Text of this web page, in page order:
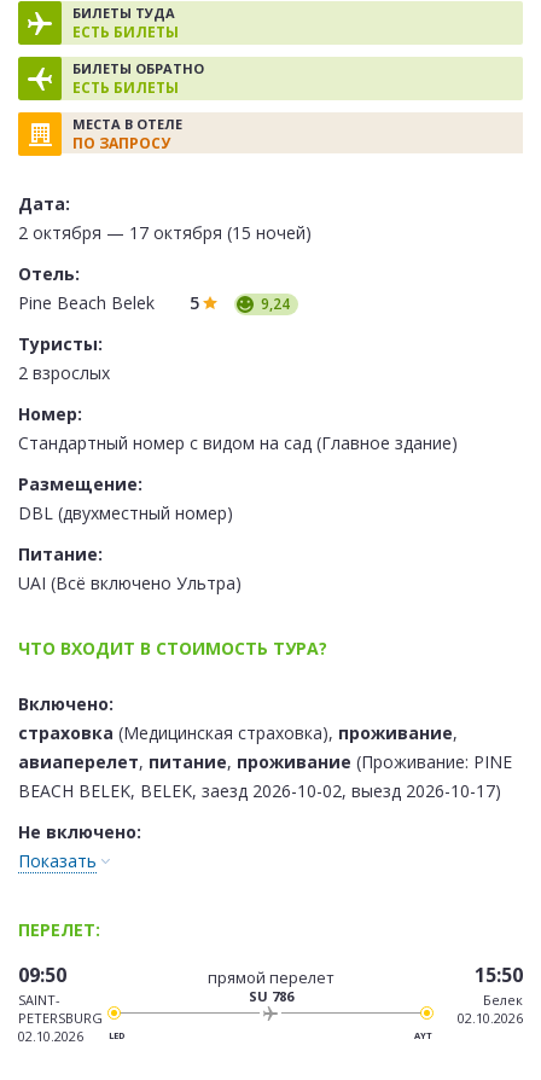
БИЛЕТЫ ТУДА
ЕСТЬ БИЛЕТЫ
БИЛЕТЫ ОБРАТНО
ЕСТЬ БИЛЕТЫ
МЕСТА В ОТЕЛЕ
ПО ЗАПРОСУ
Дата:
2 октября — 17 октября (15 ночей)
Отель:
Pine Beach Belek
5 9,24
Туристы:
2 взрослых
Номер:
Стандартный номер с видом на сад (Главное здание)
Размещение:
DBL (двухместный номер)
Питание:
UAI (Всё включено Ультра)
ЧТО ВХОДИТ В СТОИМОСТЬ ТУРА?
Включено:
страховка (Медицинская страховка), проживание,
авиаперелет, питание, проживание (Проживание: PINE
BEACH BELEK, BELEK, заезд 2026-10-02, выезд 2026-10-17)
Не включено:
Показать
ПЕРЕЛЕТ:
09:50
SAINT-
PETERSBURG
02.10.2026
прямой перелет
SU 786
LED AYT
15:50
Белек
02.10.2026